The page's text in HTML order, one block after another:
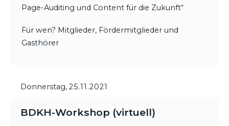
Page-Auditing und Content für die Zukunft“
Für wen? Mitglieder, Fördermitglieder und
Gasthörer
Donnerstag, 25.11.2021
BDKH-Workshop (virtuell)